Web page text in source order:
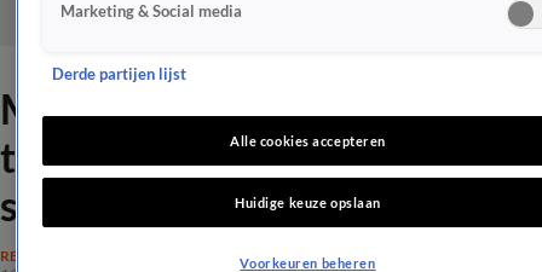
Monique Hansler dult geen
tegenspraak meer: 'Word er
schijtgek van!'
REALITY
Marketing & Social media
Derde partijen lijst
Alle cookies accepteren
Huidige keuze opslaan
Voorkeuren beheren